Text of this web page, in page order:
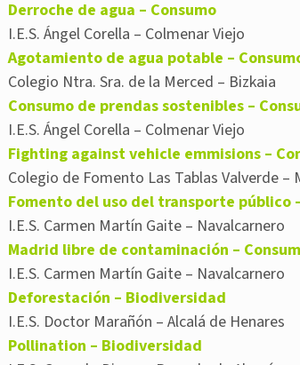
Derroche de agua – Consumo
I.E.S. Ángel Corella – Colmenar Viejo
Agotamiento de agua potable –
Colegio Ntra. Sra. de la Merced – Bizkaia
Consumo de prendas sostenibles –
I.E.S. Ángel Corella – Colmenar Viejo
Fighting against vehicle emmisions –
Colegio de Fomento Las Tablas Valverde –
Fomento del uso del transporte público
I.E.S. Carmen Martín Gaite – Navalcarnero
Madrid libre de contaminación –
I.E.S. Carmen Martín Gaite – Navalcarnero
Deforestación – Biodiversidad
I.E.S. Doctor Marañón – Alcalá de Henares
Pollination – Biodiversidad